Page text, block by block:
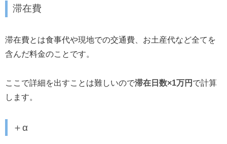
滞在費
滞在費とは食事代や現地での交通費、お土産代など全てを
含んだ料金のことです。
ここで詳細を出すことは難しいので滞在日数×1万円 で計算
します。
＋α